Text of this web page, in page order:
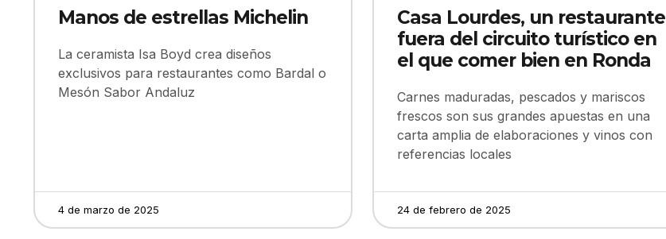
Manos de estrellas Michelin
La ceramista Isa Boyd crea diseños
exclusivos para restaurantes como Bardal o
Mesón Sabor Andaluz
4 de marzo de 2025
Casa Lourdes, un restaurante
fuera del circuito turístico en
el que comer bien en Ronda
Carnes maduradas, pescados y mariscos
frescos son sus grandes apuestas en una
carta amplia de elaboraciones y vinos con
referencias locales
24 de febrero de 2025